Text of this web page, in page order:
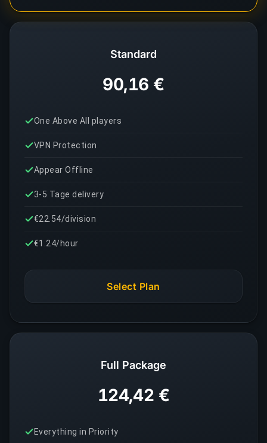
Standard
90,16 €
One Above All players
VPN Protection
Appear Offline
3-5 Tage delivery
€22.54/division
€1.24/hour
Select Plan
Full Package
124,42 €
Everything in Priority